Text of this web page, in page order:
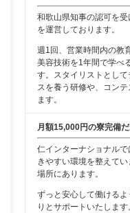
和歌山県知事の認可を
を運営しております。
週1回、営業時間内の教
美容技術を1年間で学べ
す。スタイリストとし
スを養う研修や、コン
ます。
月額15,000円の寮完備
仁インターナショナル
きやすい環境を整えて
場所にあります。
ずっと安心して働ける
りとサポートいたしま